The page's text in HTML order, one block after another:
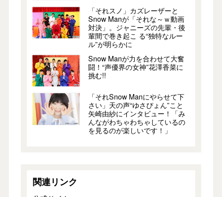
「それスノ」カズレーザーと
Snow Manが「それな～ｗ動画
対決」。ジャニーズの先輩・後
輩間で巻き起こ る“独特なルー
ル”が明らかに
Snow Manが力を合わせて大奮
闘！“声優界の女神”花澤香菜に
挑む!!
「それSnow Manにやらせて下
さい」天の声“ゆさぴょん”こと
矢崎由紗にインタビュー！「み
んながわちゃわちゃしているの
を見るのが楽しいです！」
関連リンク